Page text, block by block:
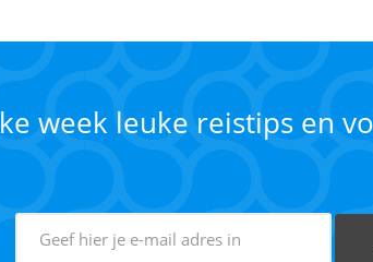
week leuke reistips en